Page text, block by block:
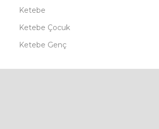
Ketebe
Ketebe Çocuk
Ketebe Genç